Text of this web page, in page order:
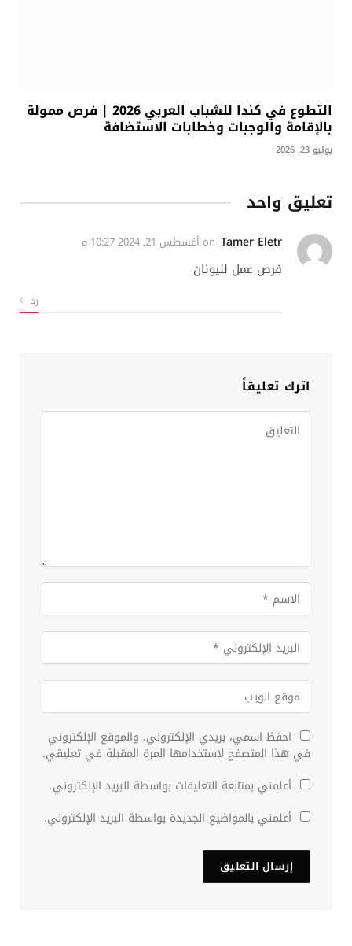
التطوع في كندا للشباب العربي 2026 | فرص ممولة
بالإقامة والوجبات وخطابات الاستضافة
يوليو 23, 2026
تعليق واحد
Tamer Eletr أغسطس 21, 2024 10:27 م
فرص عمل لليونان
رد
اترك تعليقاً
احفظ اسمي، بريدي الإلكتروني، والموقع الإلكتروني
في هذا المتصفح لاستخدامها المرة المقبلة في تعليقي.
أعلمني بمتابعة التعليقات بواسطة البريد الإلكتروني.
أعلمني بالمواضيع الجديدة بواسطة البريد الإلكتروني.